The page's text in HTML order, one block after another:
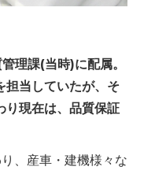
理課(当時)に配属。
担当していたが、そ
り現在は、品質保証
、産車・建機様々な